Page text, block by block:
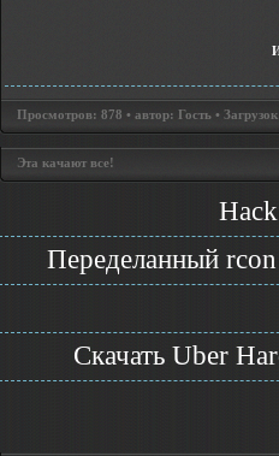
Просмотров: 878 • автор: Гость •
Эта качают все!
Переделанный
Скачать Uber